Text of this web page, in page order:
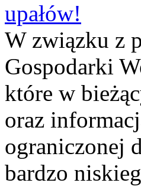
upałów!
W związku z
Gospodarki
które w
oraz
ograniczonej
bardzo